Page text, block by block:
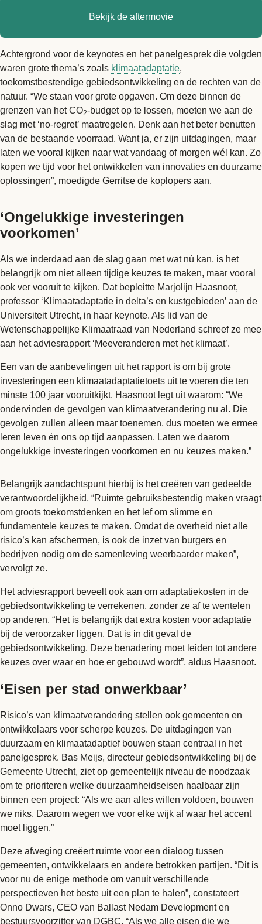
Bekijk de aftermovie
Achtergrond voor de keynotes en het panelgesprek die volgden
waren grote thema’s zoals klimaatadaptatie,
toekomstbestendige gebiedsontwikkeling en de rechten van de
natuur. “We staan voor grote opgaven. Om deze binnen de
grenzen van het CO2-budget op te lossen, moeten we aan de
slag met ‘no-regret’ maatregelen. Denk aan het beter benutten
van de bestaande voorraad. Want ja, er zijn uitdagingen, maar
laten we vooral kijken naar wat vandaag of morgen wél kan. Zo
kopen we tijd voor het ontwikkelen van innovaties en duurzame
oplossingen”, moedigde Gerritse de koplopers aan.
‘Ongelukkige investeringen
voorkomen’
Als we inderdaad aan de slag gaan met wat nú kan, is het
belangrijk om niet alleen tijdige keuzes te maken, maar vooral
ook ver vooruit te kijken. Dat bepleitte Marjolijn Haasnoot,
professor ‘Klimaatadaptatie in delta’s en kustgebieden’ aan de
Universiteit Utrecht, in haar keynote. Als lid van de
Wetenschappelijke Klimaatraad van Nederland schreef ze mee
aan het adviesrapport ‘Meeveranderen met het klimaat’.
Een van de aanbevelingen uit het rapport is om bij grote
investeringen een klimaatadaptatietoets uit te voeren die ten
minste 100 jaar vooruitkijkt. Haasnoot legt uit waarom: “We
ondervinden de gevolgen van klimaatverandering nu al. Die
gevolgen zullen alleen maar toenemen, dus moeten we ermee
leren leven én ons op tijd aanpassen. Laten we daarom
ongelukkige investeringen voorkomen en nu keuzes maken.”
Belangrijk aandachtspunt hierbij is het creëren van gedeelde
verantwoordelijkheid. “Ruimte gebruiksbestendig maken vraagt
om groots toekomstdenken en het lef om slimme en
fundamentele keuzes te maken. Omdat de overheid niet alle
risico’s kan afschermen, is ook de inzet van burgers en
bedrijven nodig om de samenleving weerbaarder maken”,
vervolgt ze.
Het adviesrapport beveelt ook aan om adaptatiekosten in de
gebiedsontwikkeling te verrekenen, zonder ze af te wentelen
op anderen. “Het is belangrijk dat extra kosten voor adaptatie
bij de veroorzaker liggen. Dat is in dit geval de
gebiedsontwikkeling. Deze benadering moet leiden tot andere
keuzes over waar en hoe er gebouwd wordt”, aldus Haasnoot.
‘Eisen per stad onwerkbaar’
Risico’s van klimaatverandering stellen ook gemeenten en
ontwikkelaars voor scherpe keuzes. De uitdagingen van
duurzaam en klimaatadaptief bouwen staan centraal in het
panelgesprek. Bas Meijs, directeur gebiedsontwikkeling bij de
Gemeente Utrecht, ziet op gemeentelijk niveau de noodzaak
om te prioriteren welke duurzaamheidseisen haalbaar zijn
binnen een project: “Als we aan alles willen voldoen, bouwen
we niks. Daarom wegen we voor elke wijk af waar het accent
moet liggen.”
Deze afweging creëert ruimte voor een dialoog tussen
gemeenten, ontwikkelaars en andere betrokken partijen. “Dit is
voor nu de enige methode om vanuit verschillende
perspectieven het beste uit een plan te halen”, constateert
Onno Dwars, CEO van Ballast Nedam Development en
bestuursvoorzitter van DGBC. “Als we alle eisen die we